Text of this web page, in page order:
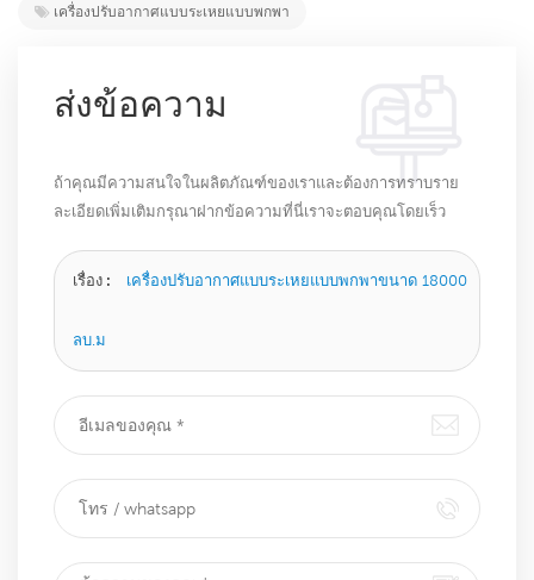
เครื่องปรับอากาศแบบระเหยแบบพกพา
ส่งข้อความ
ถ้าคุณมีความสนใจในผลิตภัณฑ์ของเราและต้องการทราบราย
ละเอียดเพิ่มเติมกรุณาฝากข้อความที่นี่เราจะตอบคุณโดยเร็ว
เรื่อง : เครื่องปรับอากาศแบบระเหยแบบพกพาขนาด 18000
ลบ.ม